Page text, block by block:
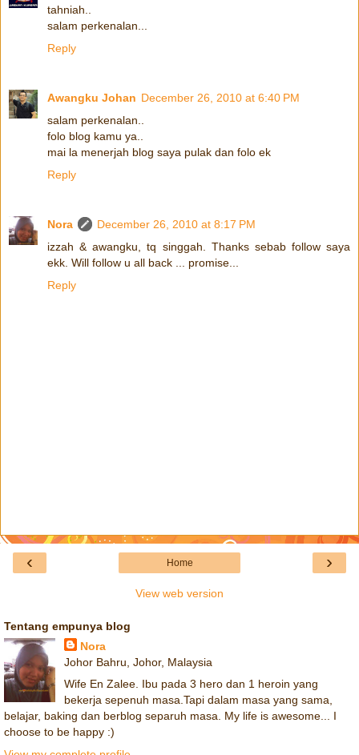
tahniah..
salam perkenalan...
Reply
Awangku Johan December 26, 2010 at 6:40 PM
salam perkenalan..
folo blog kamu ya..
mai la menerjah blog saya pulak dan folo ek
Reply
Nora
December 26, 2010 at 8:17 PM
izzah & awangku, tq singgah. Thanks sebab follow saya
ekk. Will follow u all back ... promise...
Reply
‹ ›
Home
View web version
Tentang empunya blog
Nora
Johor Bahru, Johor, Malaysia
Wife En Zalee. Ibu pada 3 hero dan 1 heroin yang
bekerja sepenuh masa.Tapi dalam masa yang sama,
belajar, baking dan berblog separuh masa. My life is awesome... I
choose to be happy :)